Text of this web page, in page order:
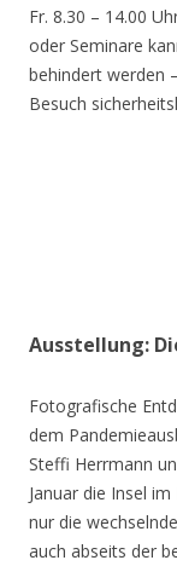
Fr. 8.30 – 14.00
oder Seminare
behindert werden
Besuch
Ausstellung:
Fotografische
dem
Steffi Herrmann
Januar die Insel
nur die
auch abseits der